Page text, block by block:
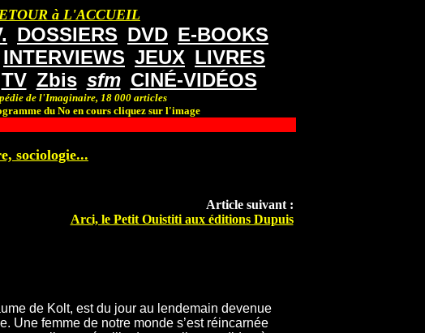
à L'ACCUEIL
DOSSIERS DVD E-BOOKS
INTERVIEWS JEUX LIVRES
TV Zbis sfm CINÉ-VIDÉOS
de l'Imaginaire, 18 000 articles
du No en cours cliquez sur l'image
sociologie...
Article suivant :
Arci, le Petit Ouistiti aux éditions Dupuis
de Kolt, est du jour au lendemain devenue
Une femme de notre monde s’est réincarnée